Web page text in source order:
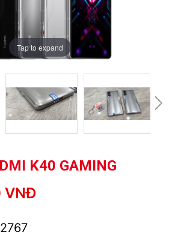
Tap to expand
K40 GAMING
VNĐ